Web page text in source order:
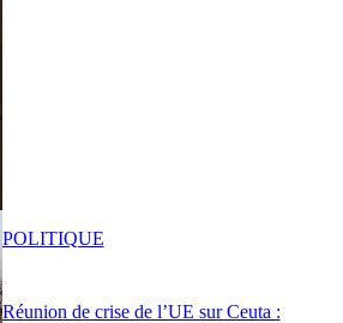
Réunion de crise de l’UE sur Ceuta :
POLITIQUE